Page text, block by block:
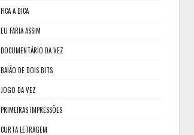
FICA A DICA
EU FARIA ASSIM
DOCUMENTÁRIO DA VEZ
BAIÃO DE DOIS BITS
JOGO DA VEZ
PRIMEIRAS IMPRESSÕES
CURTA LETRAGEM